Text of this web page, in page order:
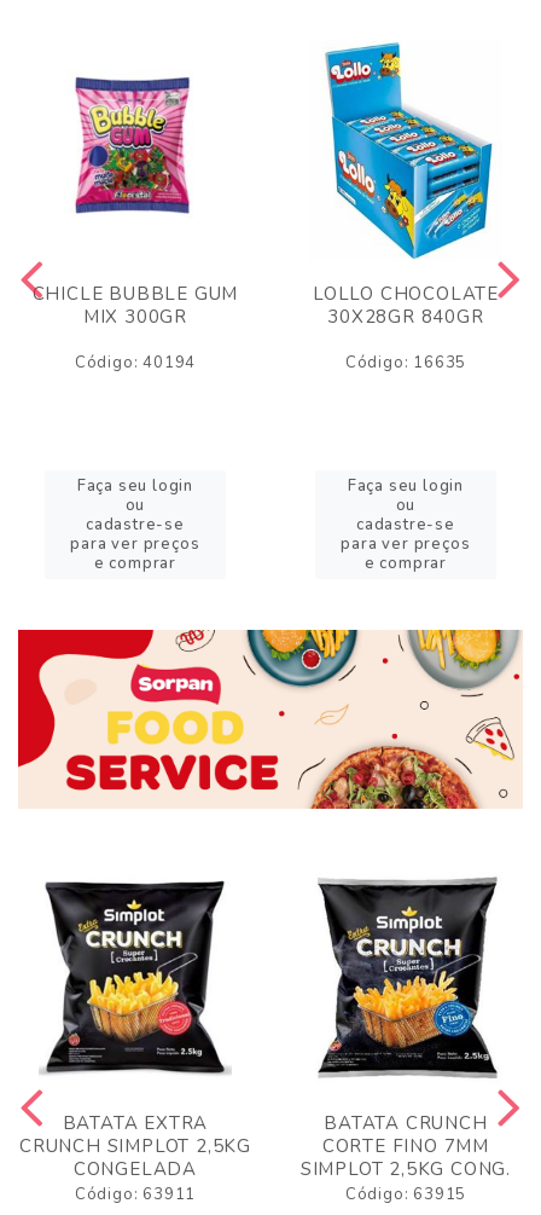
CHICLE BUBBLE GUM
MIX 300GR
Código: 40194
Faça seu login
ou
cadastre-se
para ver preços
e comprar
LOLLO CHOCOLATE
30X28GR 840GR
Código: 16635
Faça seu login
ou
cadastre-se
para ver preços
e comprar
BATATA EXTRA
CRUNCH SIMPLOT 2,5KG
CONGELADA
Código: 63911
BATATA CRUNCH
CORTE FINO 7MM
SIMPLOT 2,5KG CONG.
Código: 63915